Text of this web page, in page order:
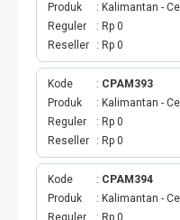
TELPON - SMS
TOKEN PLN
OJEK ONLINE
PLN
PDAM
Produk
Kalimantan -
Reguler
Rp 0
Reseller
Rp 0
Kode
CPAM393
Produk
Kalimantan -
Reguler
Rp 0
Reseller
Rp 0
Kode
CPAM394
Produk
Kalimantan -
Reguler
Rp 0